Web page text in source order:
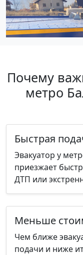
Почему
метро
Быстрая
Эвакуатор у
приезжает
ДТП или
Меньше
Чем ближе
подачи и ниже